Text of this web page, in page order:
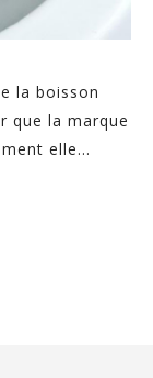
la boisson
que la marque
elle...